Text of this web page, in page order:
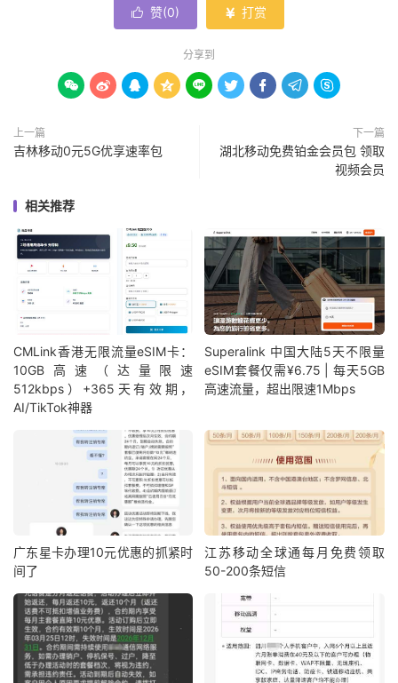
 赞(0)  打赏
分享到
        
上一篇
吉林移动0元5G优享速率包
下一篇
湖北移动免费铂金会员包 领取
视频会员
相关推荐
CMLink香港无限流量eSIM卡：
10GB高速（达量限速
512kbps）+365天有效期，
AI/TikTok神器
Superalink 中国大陆5天不限量
eSIM套餐仅需¥6.75 | 每天5GB
高速流量，超出限速1Mbps
广东星卡办理10元优惠的抓紧时
间了
江苏移动全球通每月免费领取
50-200条短信